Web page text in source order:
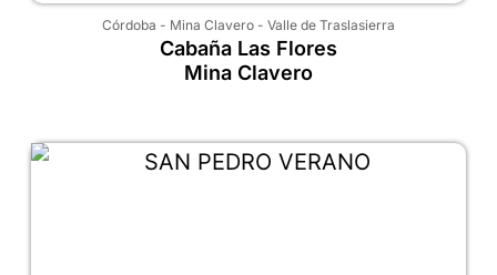
Córdoba - Mina Clavero - Valle de Traslasierra
Cabaña Las Flores
Mina Clavero